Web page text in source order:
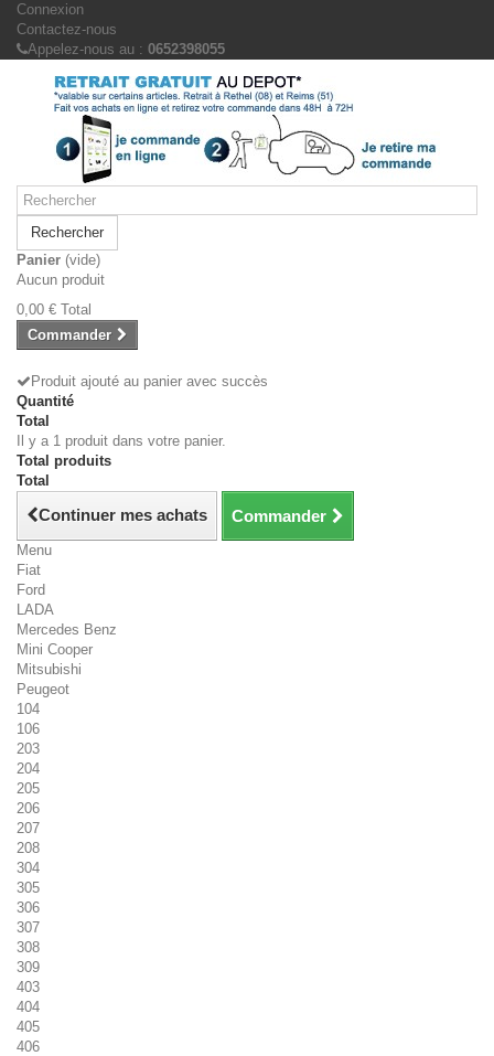
Connexion
Contactez-nous
Appelez-nous au : 0652398055
Rechercher
Panier (vide)
Aucun produit
0,00 € Total
Commander
Produit ajouté au panier avec succès
Quantité
Total
Il y a 1 produit dans votre panier.
Total produits
Total
Continuer mes achats Commander
Menu
Fiat
Ford
LADA
Mercedes Benz
Mini Cooper
Mitsubishi
Peugeot
104
106
203
204
205
206
207
208
304
305
306
307
308
309
403
404
405
406